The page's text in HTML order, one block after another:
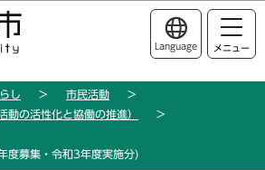
ページの本文へ移動
Language メニュー
し
市民活動
動の活性化と協働の推進）
度募集・令和3年度実施分)